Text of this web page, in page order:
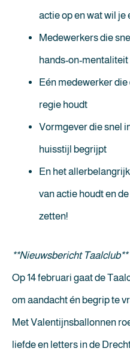
actie op en wat wil je
Medewerkers die
hands-on-mentaliteit
Eén medewerker
regie houdt
Vormgever die snel
huisstijl begrijpt
En het
van actie houdt en
zetten!
**Nieuwsbericht Taalclub**
Op 14 februari gaat de
om aandacht én begrip te
Met Valentijnsballonnen
liefde en letters in de